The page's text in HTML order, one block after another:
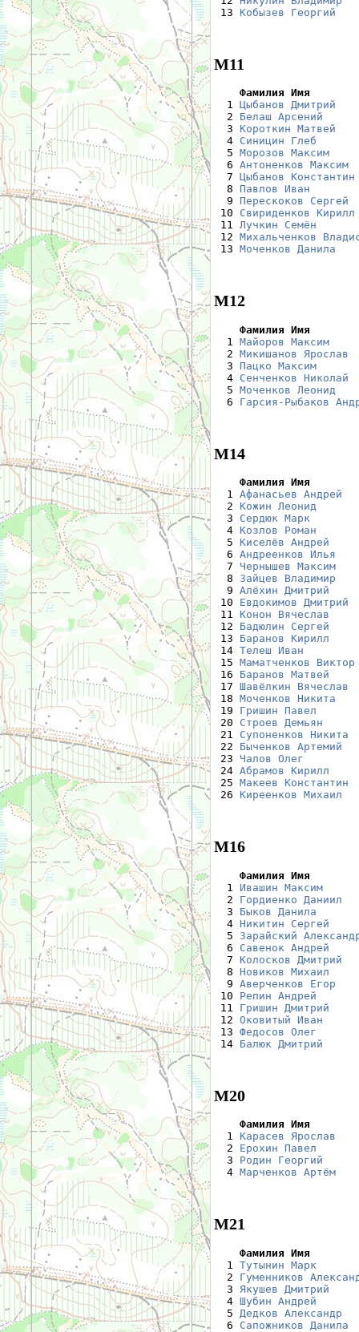
13 Кобызев Георгий
М11
Фамилия Имя
1 Цыбанов Дмитрий
  2
Белаш Арсений
  3
Короткин Матвей
  4
Синицин Глеб
  5
Морозов Максим
  6
Антоненков Максим
  7
Цыбанов Константин
  8
Павлов Иван
  9
Перескоков Сергей
10 Свириденков Кирилл
11 Лучкин Семён
12 Михальченков
13 Моченков Данила
М12
Фамилия Имя
1 Майоров Максим
  2
Микишанов Ярослав
  3
Пацко Максим
  4
Сенченков Николай
  5
Моченков Леонид
  6
Гарсия-Рыбаков
М14
Фамилия Имя
1 Афанасьев Андрей
  2
Кожин Леонид
  3
Сердюк Марк
  4
Козлов Роман
  5
Киселёв Андрей
  6
Андреенков Илья
  7
Чернышев Максим
  8
Зайцев Владимир
  9
Алёхин Дмитрий
10 Евдокимов Дмитрий
11 Конон Вячеслав
12 Бадюлин Сергей
13 Баранов Кирилл
14 Телеш Иван
15 Маматченков Виктор
16 Баранов Матвей
17 Шавёлкин Вячеслав
18 Моченков Никита
19 Гришин Павел
20 Строев Демьян
21 Супоненков Никита
22 Быченков Артемий
23 Чалов Олег
24 Абрамов Кирилл
25 Макеев Константин
26 Киреенков Михаил
М16
Фамилия Имя
1 Ивашин Максим
  2
Гордиенко Даниил
  3
Быков Данила
  4
Никитин Сергей
  5
Зарайский
  6
Савенок Андрей
  7
Колосков Дмитрий
  8
Новиков Михаил
  9
Аверченков Егор
10 Репин Андрей
11 Гришин Дмитрий
12 Оковитый Иван
13 Федосов Олег
14 Балюк Дмитрий
М20
Фамилия Имя
1 Карасев Ярослав
  2
Ерохин Павел
  3
Родин Георгий
  4
Марченков Артём
М21
Фамилия Имя
1 Тутынин Марк
  2
Гуменников
  3
Якушев Дмитрий
  4
Шубин Андрей
  5
Дедков Александр
  6
Сапожников Данила